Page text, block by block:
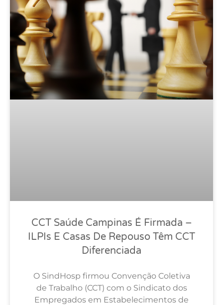
CCT Saúde Campinas É Firmada –
ILPIs E Casas De Repouso Têm CCT
Diferenciada
O SindHosp firmou Convenção Coletiva
de Trabalho (CCT) com o Sindicato dos
Empregados em Estabelecimentos de